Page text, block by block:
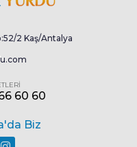
2 Kaş/Antalya
60 60
Biz